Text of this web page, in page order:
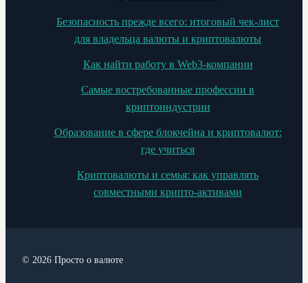
Безопасность прежде всего: итоговый чек-лист
для владельца валюты и криптовалюты
Как найти работу в Web3-компании
Самые востребованные профессии в
криптоиндустрии
Образование в сфере блокчейна и криптовалют:
где учиться
Криптовалюты и семья: как управлять
совместными крипто-активами
© 2026 Просто о валюте